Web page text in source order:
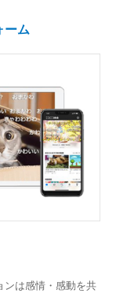
ーム
ンは感情・感動を共
画本体の動画
プロモーション動
が可能。
ャンネルでの